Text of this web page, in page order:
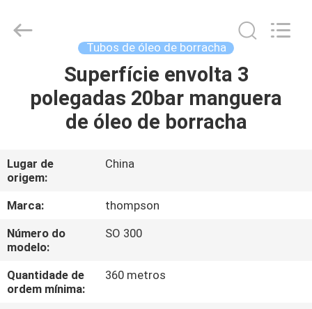
PRODUTOS
SOBRE
NÓS
EXCURSÃO
DA
FÁBRICA
fornecedor.
Copyright
wirehydraulichose.com.
Tubos de óleo de borracha
Superfície envolta 3
polegadas 20bar manguera
de óleo de borracha
Lugar de
origem:
China
Marca:
thompson
Número do
modelo:
SO 300
Quantidade de
ordem mínima:
360 metros